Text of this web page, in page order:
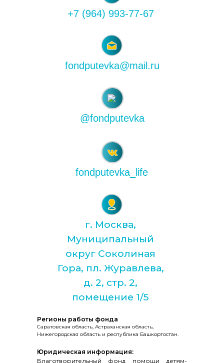
Юридическая информация:
Благотворительный фонд помощи детям-
+7 (964) 993-77-67
fondputevka@mail.ru
г. Москва,
Муниципальный
округ Соколиная
Гора, пл. Журавлева,
д. 2, стр. 2,
помещение 1/5
Регионы работы фонда
Саратовская область, Астраханская область,
Нижегородская область и республика Башкортостан.
@fondputevka
fondputevka_life